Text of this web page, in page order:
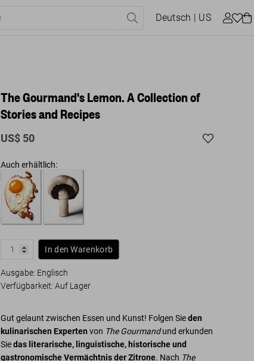
Deutsch | US
The Gourmand's Lemon. A Collection of
Stories and Recipes
US$ 50
Auch erhältlich:
In den Warenkorb
Ausgabe: Englisch
Verfügbarkeit:Auf Lager
Gut gelaunt zwischen Essen und Kunst! Folgen Sieden
kulinarischen Experten von The Gourmandund erkunden
Siedas literarische, linguistische, historische und
gastronomische Vermächtnis der Zitrone. Nach The